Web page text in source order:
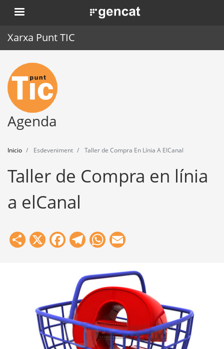
Pasar
al
. Obre en una nova finestra.
Xarxa Punt TIC
Inicio
Punt TIC
Actualidad
Herramientas
Agenda
Inicio Esdeveniment Taller de Compra En Línia A ElCanal
Taller de Compra en línia
a elCanal
Share
X Facebook
Telegram
WhatsApp